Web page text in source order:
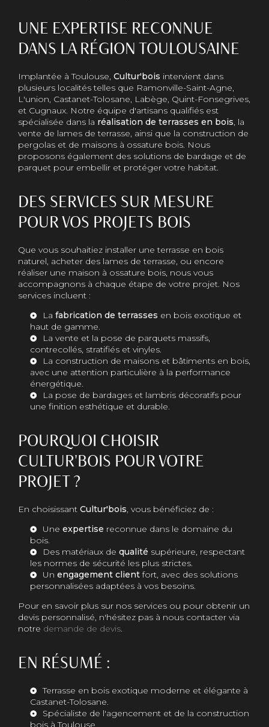
UNE EXPERTISE RECONNUE
DANS LA RÉGION TOULOUSAINE
Implantée à Toulouse, Cultur'bois intervient dans
plusieurs localités telles que Ramonville-Saint-Agne,
L'union, Castanet-Tolosane, Labège, Quint-Fonsegrives,
et Cugnaux. Notre équipe d'artisans qualifiés est
spécialisée dans la réalisation de terrasses en bois, la
vente de lames de terrasse, ainsi que la construction de
pergolas et de maisons à ossature bois. Nous
proposons également des solutions de bardage et de
parquet pour embellir et protéger votre habitat.
DES SERVICES SUR MESURE
POUR VOS PROJETS BOIS
Que vous souhaitiez installer une terrasse en bois
naturel, acheter des lames de terrasse, ou encore
réaliser une maison à ossature bois, nous vous
accompagnons à chaque étape de votre projet. Nos
services incluent :
La fabrication de terrasses en bois exotique et
haut de gamme.
La vente et la pose de parquets massifs,
contrecollés, stratifiés et vinyles.
La construction de maisons et bâtiments en bois,
avec une attention particulière à la performance
énergétique.
La pose de bardages et lambris décoratifs pour
une finition esthétique et durable.
POURQUOI CHOISIR
CULTUR'BOIS POUR VOTRE
PROJET ?
En choisissant Cultur'bois, vous bénéficiez de :
Une expertise reconnue dans le domaine du
bois.
Des matériaux de qualité supérieure, respectant
les normes de sécurité les plus strictes.
Un engagement clientfort, avec des solutions
personnalisées adaptées à vos besoins.
Pour en savoir plus sur nos services ou pour obtenir un
devis personnalisé, n'hésitez pas à nous contacter via
notre demande de devis.
EN RÉSUMÉ :
Terrasse en bois exotique moderne et élégante à
Castanet-Tolosane.
Spécialiste de l'agencement et de la construction
bois à Toulouse.